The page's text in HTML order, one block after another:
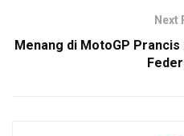
Next
Menang di MotoGP Prancis